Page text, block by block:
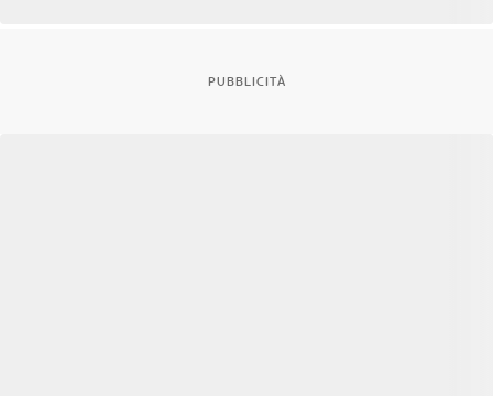
PUBBLICITÀ